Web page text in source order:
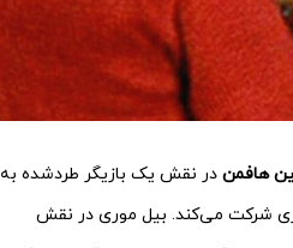
هافمن در نقش یک بازیگر طردشده به
شرکت می‌کند. بیل موری در نقش